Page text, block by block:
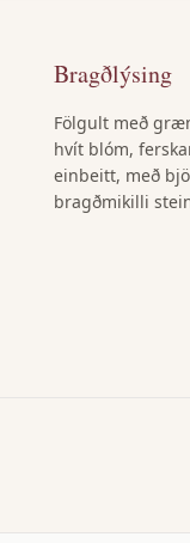
Bragðlýsing
Fölgult með
hvít blóm,
einbeitt, með
bragðmikilli